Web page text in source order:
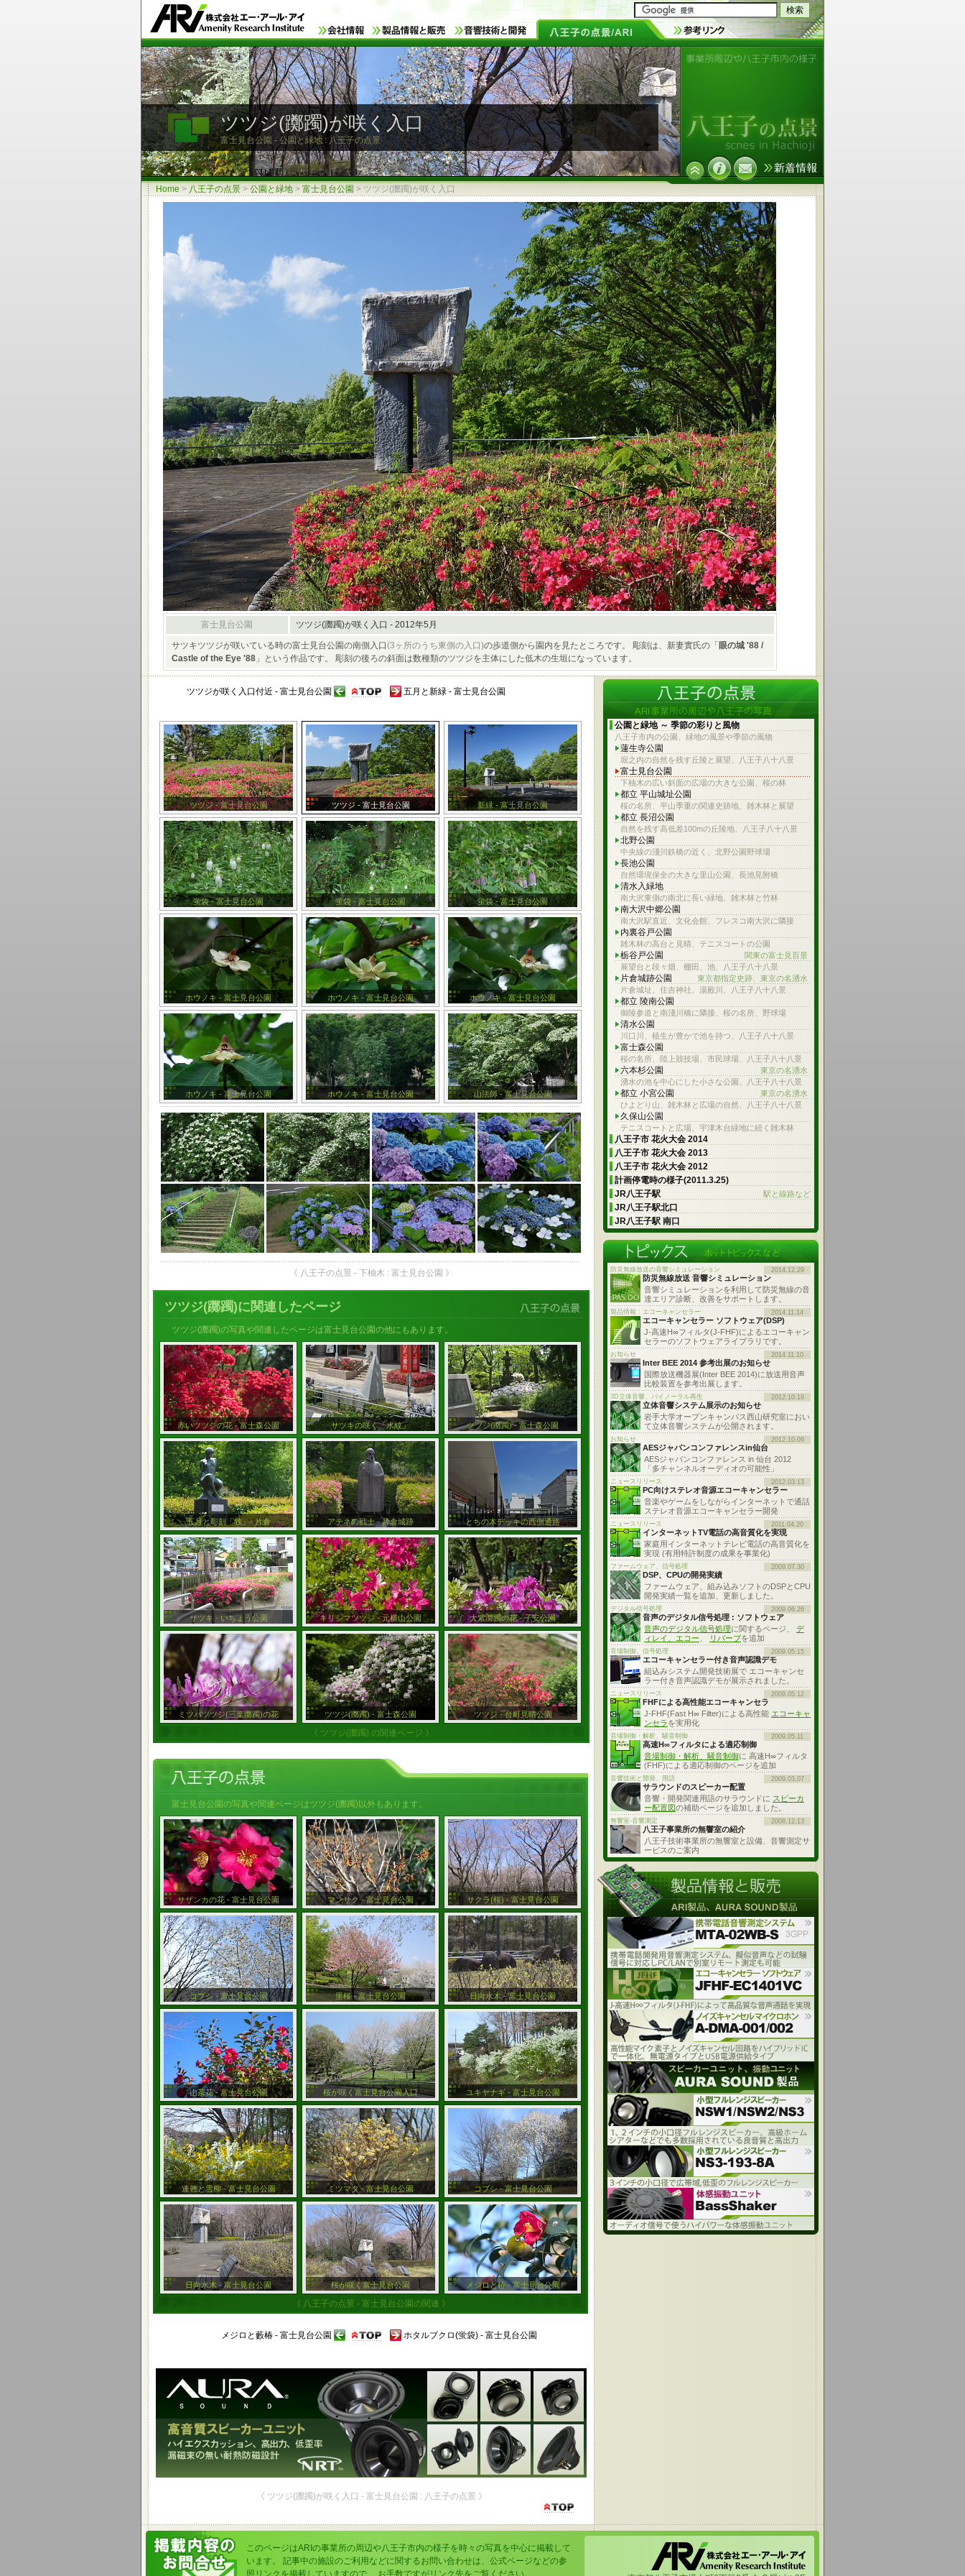
ツツジ(躑躅)が咲く入口
富士見台公園 - 公園と緑地 : 八王子の点景
Home > 八王子の点景 > 公園と緑地 > 富士見台公園 > ツツジ(躑躅)が咲く入口
富士見台公園 ツツジ(躑躅)が咲く入口 - 2012年5月
サツキツツジが咲いている時の富士見台公園の南側入口(3ヶ所のうち東側の入口)の歩道側から園内を見たところです。 彫刻は、新妻實氏の「 眼の城 '88 /
Castle of the Eye '88 」という作品です。 彫刻の後ろの斜面は数種類のツツジを主体にした低木の生垣になっています。
ツツジが咲く入口付近 - 富士見台公園 五月と新緑 - 富士見台公園
ツツジ - 富士見台公園 ツツジ - 富士見台公園 新緑 - 富士見台公園
蛍袋 - 富士見台公園 蛍袋 - 富士見台公園 蛍袋 - 富士見台公園
ホウノキ - 富士見台公園 ホウノキ - 富士見台公園 ホウノキ - 富士見台公園
ホウノキ - 富士見台公園 ホウノキ - 富士見台公園 山法師 - 富士見台公園
《 八王子の点景 - 下柚木 : 富士見台公園 》
ツツジ(躑躅)に関連したページ
ツツジ(躑躅)の写真や関連したページは富士見台公園の他にもあります。
赤いツツジの花 - 富士森公園 サツキの咲く「水紋」 ツツジ(躑躅) - 富士森公園
五月と彫刻「独」- 片倉 アテネの戦士 - 片倉城跡 とちの木デッキの西側通路
サツキ - いちょう公園 キリシマツツジ - 元横山公園 大紫躑躅の花 - 子安公園
ミツバツツジ(三葉躑躅)の花 ツツジ(躑躅) - 富士森公園 ツツジ - 台町見晴公園
《 ツツジ(躑躅) の関連ページ 》
富士見台公園の写真や関連ページはツツジ(躑躅)以外もあります。
サザンカの花 - 富士見台公園 マンサク - 富士見台公園 サクラ(桜) - 富士見台公園
コブシ - 富士見台公園 里桜 - 富士見台公園 日向水木 - 富士見台公園
山茶花 - 富士見台公園 桜が咲く富士見台公園入口 ユキヤナギ - 富士見台公園
連翹と雪柳 - 富士見台公園 ミツマタ - 富士見台公園 コブシ - 富士見台公園
日向水木 - 富士見台公園 桜が咲く富士見台公園 メジロと椿 - 富士見台公園
《 八王子の点景 - 富士見台公園の関連 》
メジロと藪椿 - 富士見台公園 ホタルブクロ(蛍袋) - 富士見台公園
公園と緑地 ～ 季節の彩りと風物
八王子市内の公園、緑地の風景や季節の風物
蓮生寺公園
堀之内の自然を残す丘陵と展望、八王子八十八景
富士見台公園
下柚木の広い斜面の広場の大きな公園、桜の林
都立 平山城址公園
桜の名所、平山季重の関連史跡地、雑木林と展望
都立 長沼公園
自然を残す高低差100mの丘陵地、八王子八十八景
北野公園
中央線の淺川鉄橋の近く、北野公園野球場
長池公園
自然環境保全の大きな里山公園、長池見附橋
清水入緑地
南大沢東側の南北に長い緑地、雑木林と竹林
南大沢中郷公園
南大沢駅直近、文化会館、フレスコ南大沢に隣接
内裏谷戸公園
雑木林の高台と見晴、テニスコートの公園
栃谷戸公園
関東の富士見百景
展望台と段々畑、棚田、池、八王子八十八景
片倉城跡公園
東京都指定史跡、東京の名湧水
片倉城址、住吉神社、湯殿川、八王子八十八景
都立 陵南公園
御陵参道と南淺川橋に隣接、桜の名所、野球場
清水公園
川口川、植生が豊かで池を持つ、八王子八十八景
富士森公園
桜の名所、陸上競技場、市民球場、八王子八十八景
六本杉公園
東京の名湧水
湧水の池を中心にした小さな公園、八王子八十八景
都立 小宮公園
東京の名湧水
ひよどり山、雑木林と広場の自然、八王子八十八景
久保山公園
テニスコートと広場、宇津木台緑地に続く雑木林
八王子市 花火大会 2014
八王子市 花火大会 2013
八王子市 花火大会 2012
計画停電時の様子(2011.3.25)
JR八王子駅
駅と線路など
JR八王子駅北口
JR八王子駅 南口
防災無線放送の音響シミュレーション 2014.12.29
防災無線放送 音響シミュレーション
音響シミュレーションを利用して防災無線の音
達エリア診断、改善をサポートします。
製品情報 : エコーキャンセラー 2014.11.14
エコーキャンセラー ソフトウェア(DSP)
J-高速H∞フィルタ(J-FHF)によるエコーキャン
セラーのソフトウェアライブラリです。
お知らせ 2014.11.10
Inter BEE 2014 参考出展のお知らせ
国際放送機器展(Inter BEE 2014)に放送用音声
比較装置を参考出展します。
3D立体音響、バイノーラル再生 2012.10.19
立体音響システム展示のお知らせ
岩手大学オープンキャンパス西山研究室におい
て立体音響システムが公開されます。
お知らせ 2012.10.09
AESジャパンコンファレンスin仙台
AESジャパンコンファレンス in 仙台 2012
「多チャンネルオーディオの可能性」
ニュースリリース 2012.03.13
PC向けステレオ音源エコーキャンセラー
音楽やゲームをしながらインターネットで通話
ステレオ音源エコーキャンセラー開発
ニュースリリース 2011.04.20
インターネットTV電話の高音質化を実現
家庭用インターネットテレビ電話の高音質化を
実現 (有用特許制度の成果を事業化)
ファームウェア、信号処理 2009.07.30
DSP、CPUの開発実績
ファームウェア、組み込みソフトのDSPとCPU
開発実績一覧を追加、更新しました。
デジタル信号処理 2009.06.26
音声のデジタル信号処理 : ソフトウェア
音声のデジタル信号処理に関するページ、 デ
ィレイ、エコー
リバーブを追加
音場制御、信号処理 2009.05.15
エコーキャンセラー付き音声認識デモ
組込みシステム開発技術展で エコーキャンセ
ラー付き音声認識デモが展示されました。
ニュースリリース 2009.05.12
FHFによる高性能エコーキャンセラ
J-FHF(Fast H∞ Filter)による高性能 エコーキャ
ンセラ を実用化
音場制御・解析、騒音制御 2009.05.11
高速H∞フィルタによる適応制御
音場制御・解析、騒音制御に 高速H∞フィルタ
(FHF)による適応制御のページを追加
音響技術と開発、用語 2009.03.07
サラウンドのスピーカー配置
音響・開発関連用語のサラウンドに スピーカ
ー配置図の補助ページを追加しました。
無響室-音響測定 2008.12.13
八王子事業所の無響室の紹介
八王子技術事業所の無響室と設備、音響測定サ
ービスのご案内
《 ツツジ(躑躅)が咲く入口 - 富士見台公園 : 八王子の点景 》
このページはARIの事業所の周辺や八王子市内の様子を時々の写真を中心に掲載して
います。 記事中の施設のご利用などに関するお問い合わせは、公式ページなどの参
照リンクを掲載していますので、 お手数ですがリンク先をご覧ください。